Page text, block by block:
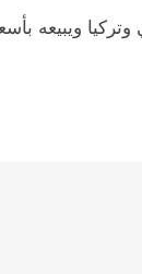
ويبيعه